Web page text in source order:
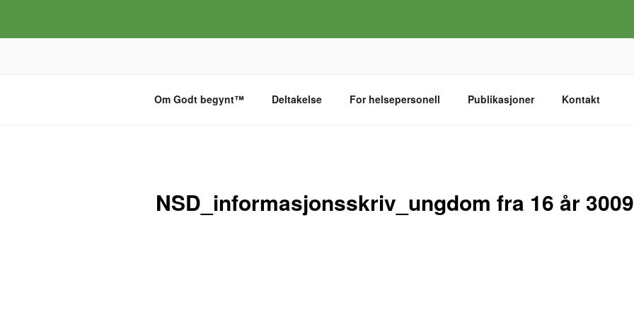
GODT BEGYNT
Om Godt begynt™ Deltakelse For helsepersonell Publikasjoner Kontakt
NSD_informasjonsskriv_ungdom fra 16 år